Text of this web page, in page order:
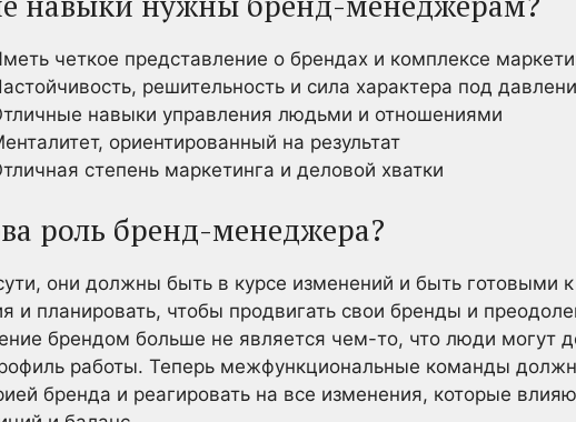
четкое представление о брендах и комплексе
решительность и сила характера под
навыки управления людьми и отношениями
ориентированный на результат
степень маркетинга и деловой хватки
роль бренд-менеджера?
они должны быть в курсе изменений и быть
и планировать, чтобы продвигать свои бренды и
брендом больше не является чем-то, что люди могут
работы. Теперь межфункциональные команды
бренда и реагировать на все изменения, которые